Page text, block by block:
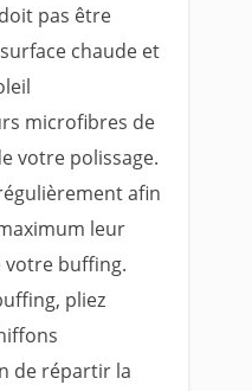
pas être
chaude et
microfibres de
votre polissage.
afin
leur
votre buffing.
pliez
de répartir la